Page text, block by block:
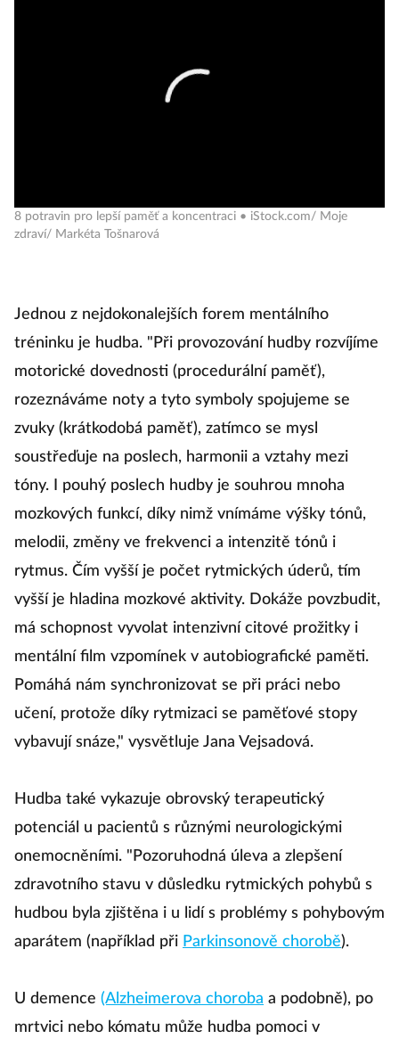
8 potravin pro lepší paměť a koncentraci • iStock.com/ Moje
zdraví/ Markéta Tošnarová
Jednou z nejdokonalejších forem mentálního
tréninku je hudba. "Při provozování hudby rozvíjíme
motorické dovednosti (procedurální paměť),
rozeznáváme noty a tyto symboly spojujeme se
zvuky (krátkodobá paměť), zatímco se mysl
soustřeďuje na poslech, harmonii a vztahy mezi
tóny. I pouhý poslech hudby je souhrou mnoha
mozkových funkcí, díky nimž vnímáme výšky tónů,
melodii, změny ve frekvenci a intenzitě tónů i
rytmus. Čím vyšší je počet rytmických úderů, tím
vyšší je hladina mozkové aktivity. Dokáže povzbudit,
má schopnost vyvolat intenzivní citové prožitky i
mentální film vzpomínek v autobiografické paměti.
Pomáhá nám synchronizovat se při práci nebo
učení, protože díky rytmizaci se paměťové stopy
vybavují snáze," vysvětluje Jana Vejsadová.
Hudba také vykazuje obrovský terapeutický
potenciál u pacientů s různými neurologickými
onemocněními. "Pozoruhodná úleva a zlepšení
zdravotního stavu v důsledku rytmických pohybů s
hudbou byla zjištěna i u lidí s problémy s pohybovým
aparátem (například při Parkinsonově chorobě).
U demence (Alzheimerova choroba a podobně), po
mrtvici nebo kómatu může hudba pomoci v